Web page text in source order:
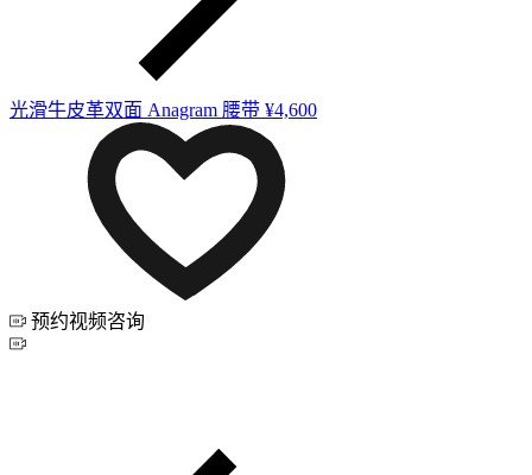
光滑牛皮革双面 Anagram 腰带 ¥4,600
预约视频咨询